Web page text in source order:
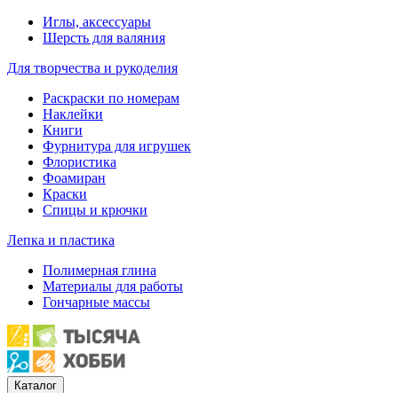
Иглы, аксессуары
Шерсть для валяния
Для творчества и рукоделия
Раскраски по номерам
Наклейки
Книги
Фурнитура для игрушек
Флористика
Фоамиран
Краски
Спицы и крючки
Лепка и пластика
Полимерная глина
Материалы для работы
Гончарные массы
Каталог